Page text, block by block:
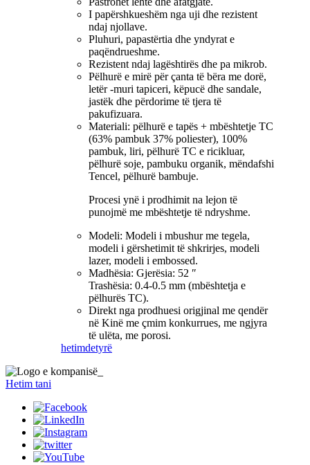
I papërshkueshëm nga uji dhe rezistent
ndaj njollave.
Pluhuri, papastërtia dhe yndyrat e
paqëndrueshme.
Rezistent ndaj lagështirës dhe pa mikrob.
Pëlhurë e mirë për çanta të bëra me dorë,
letër -muri tapiceri, këpucë dhe sandale,
jastëk dhe përdorime të tjera të
pakufizuara.
Materiali: pëlhurë e tapës + mbështetje TC
(63% pambuk 37% poliester), 100%
pambuk, liri, pëlhurë TC e ricikluar,
pëlhurë soje, pambuku organik, mëndafshi
Tencel, pëlhurë bambuje.
Procesi ynë i prodhimit na lejon të
punojmë me mbështetje të ndryshme.
Modeli: Modeli i mbushur me tegela,
modeli i gërshetimit të shkrirjes, modeli
lazer, modeli i embossed.
Madhësia: Gjerësia: 52 ″
Trashësia: 0.4-0.5 mm (mbështetja e
pëlhurës TC).
Direkt nga prodhuesi origjinal me qendër
në Kinë me çmim konkurrues, me ngjyra
të ulëta, me porosi.
hetimdetyrë
Hetim tani